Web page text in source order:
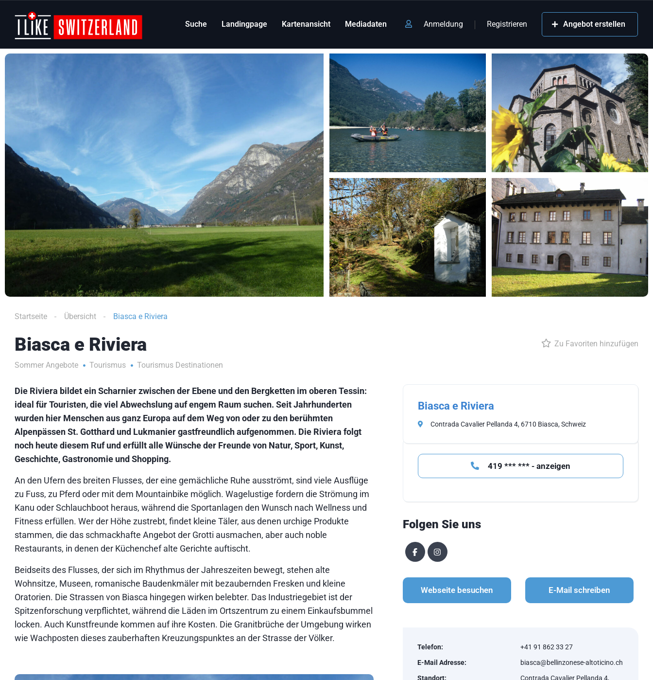
Suche Landingpage Kartenansicht Mediadaten Anmeldung Registrieren Angebot erstellen
Startseite Übersicht Biasca e Riviera
Biasca e Riviera
Sommer Angebote Tourismus Tourismus Destinationen
Zu Favoriten hinzufügen
Die Riviera bildet ein Scharnier zwischen der Ebene und den Bergketten im oberen Tessin:
ideal für Touristen, die viel Abwechslung auf engem Raum suchen. Seit Jahrhunderten
wurden hier Menschen aus ganz Europa auf dem Weg von oder zu den berühmten
Alpenpässen St. Gotthard und Lukmanier gastfreundlich aufgenommen. Die Riviera folgt
noch heute diesem Ruf und erfüllt alle Wünsche der Freunde von Natur, Sport, Kunst,
Geschichte, Gastronomie und Shopping.
An den Ufern des breiten Flusses, der eine gemächliche Ruhe ausströmt, sind viele Ausflüge
zu Fuss, zu Pferd oder mit dem Mountainbike möglich. Wagelustige fordern die Strömung im
Kanu oder Schlauchboot heraus, während die Sportanlagen den Wunsch nach Wellness und
Fitness erfüllen. Wer der Höhe zustrebt, findet kleine Täler, aus denen urchige Produkte
stammen, die das schmackhafte Angebot der Grotti ausmachen, aber auch noble
Restaurants, in denen der Küchenchef alte Gerichte auftischt.
Beidseits des Flusses, der sich im Rhythmus der Jahreszeiten bewegt, stehen alte
Wohnsitze, Museen, romanische Baudenkmäler mit bezaubernden Fresken und kleine
Oratorien. Die Strassen von Biasca hingegen wirken belebter. Das Industriegebiet ist der
Spitzenforschung verpflichtet, während die Läden im Ortszentrum zu einem Einkaufsbummel
locken. Auch Kunstfreunde kommen auf ihre Kosten. Die Granitbrüche der Umgebung wirken
wie Wachposten dieses zauberhaften Kreuzungspunktes an der Strasse der Völker.
Biasca e Riviera
Contrada Cavalier Pellanda 4, 6710 Biasca, Schweiz
419 *** *** - anzeigen
Folgen Sie uns
Webseite besuchen E-Mail schreiben
Telefon:
+41 91 862 33 27
E-Mail Adresse:
biasca@bellinzonese-altoticino.ch
Standort:
Contrada Cavalier Pellanda 4,